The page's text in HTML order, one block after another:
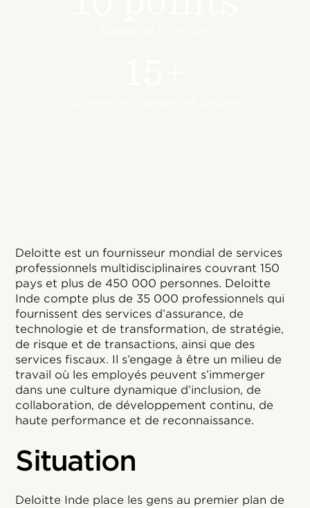
Deloitte est un fournisseur mondial de services
professionnels multidisciplinaires couvrant 150
pays et plus de 450 000 personnes. Deloitte
Inde compte plus de 35 000 professionnels qui
fournissent des services d’assurance, de
technologie et de transformation, de stratégie,
de risque et de transactions, ainsi que des
services fiscaux. Il s’engage à être un milieu de
travail où les employés peuvent s’immerger
dans une culture dynamique d’inclusion, de
collaboration, de développement continu, de
haute performance et de reconnaissance.
Situation
Deloitte Inde place les gens au premier plan de